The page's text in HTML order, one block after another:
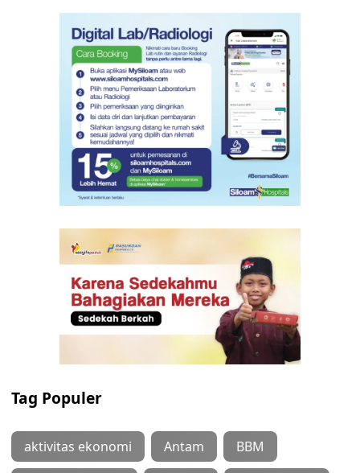
Tag Populer
aktivitas ekonomi Antam BBM